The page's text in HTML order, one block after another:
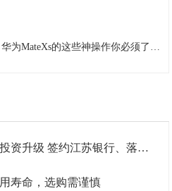
为MateXs的这些神操作你必须了解
级 签约江苏银行、落地重大产业
寿命，选购需谨慎